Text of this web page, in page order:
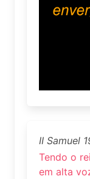
II Samuel
Tendo o
em alta